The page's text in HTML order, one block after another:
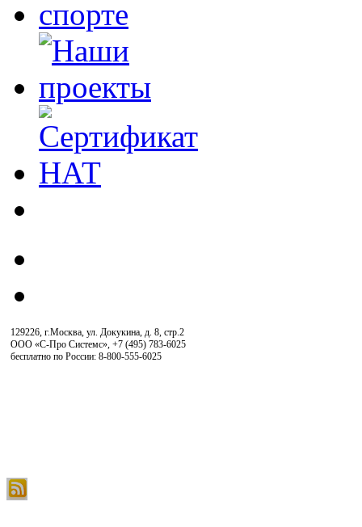
129226, г.Москва, ул. Докукина, д. 8, стр.2
ООО «С-Про Системс», +7 (495) 783-6025
бесплатно по России: 8-800-555-6025